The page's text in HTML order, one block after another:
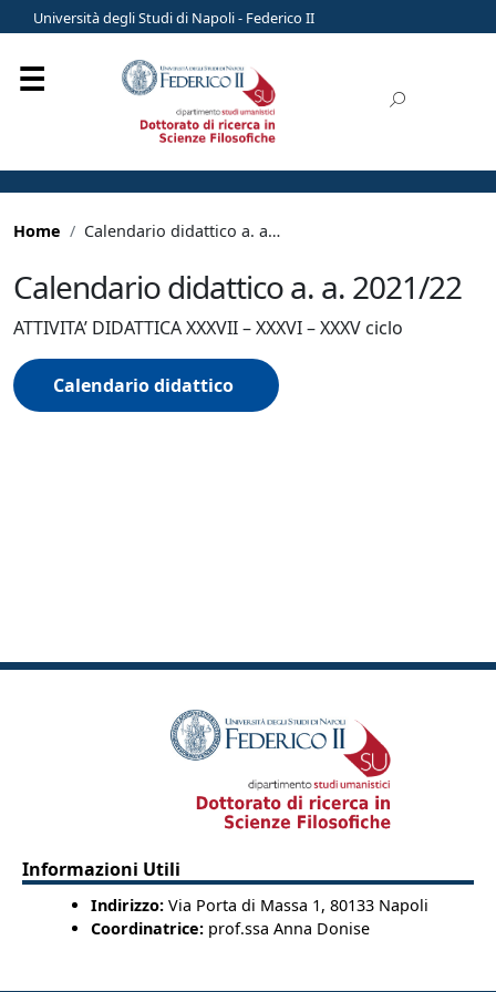
Università degli Studi di Napoli - Federico II
Home Calendario didattico a. a. 2021/22
Calendario didattico a. a. 2021/22
ATTIVITA’ DIDATTICA XXXVII – XXXVI – XXXV ciclo
Calendario didattico
Informazioni Utili
Indirizzo: Via Porta di Massa 1, 80133 Napoli
Coordinatrice: prof.ssa Anna Donise